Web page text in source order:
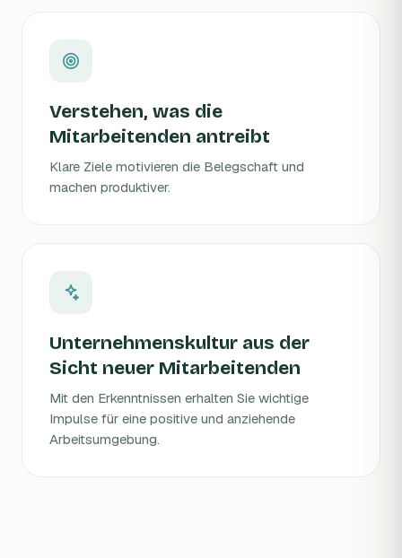
Verstehen, was die
Mitarbeitenden antreibt
Klare Ziele motivieren die Belegschaft und
machen produktiver.
Unternehmenskultur aus der
Sicht neuer Mitarbeitenden
Mit den Erkenntnissen erhalten Sie wichtige
Impulse für eine positive und anziehende
Arbeitsumgebung.